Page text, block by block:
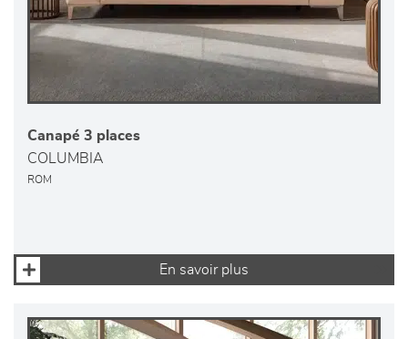
Canapé 3 places
COLUMBIA
ROM
En savoir plus